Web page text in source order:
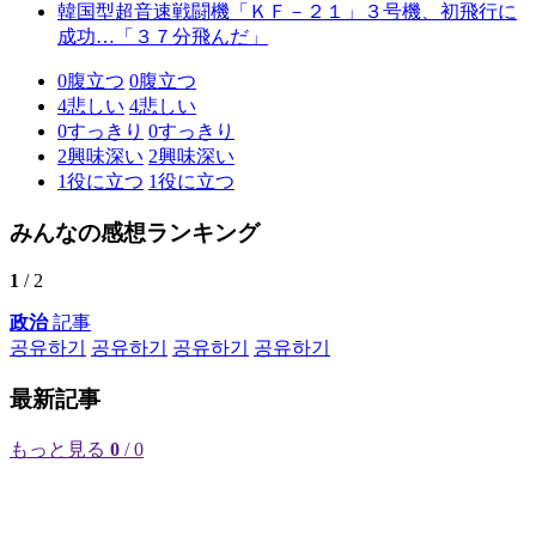
韓国型超音速戦闘機「ＫＦ－２１」３号機、初飛行に
成功…「３７分飛んだ」
0腹立つ 0腹立つ
4悲しい 4悲しい
0すっきり 0すっきり
2興味深い 2興味深い
1役に立つ 1役に立つ
みんなの感想ランキング
1 / 2
政治記事
공유하기
공유하기 공유하기 공유하기
最新記事
もっと見る 0 / 0